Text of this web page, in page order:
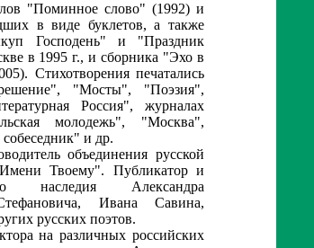
"Поминное слово" (1992) и
в виде буклетов, а также
Господень" и "Праздник
в 1995 г., и сборника "Эхо в
Стихотворения печатались
"Мосты", "Поэзия",
Россия", журналах
молодежь", "Москва",
и др.
объединения русской
Твоему". Публикатор и
наследия Александра
Ивана Савина,
русских поэтов.
на различных российских